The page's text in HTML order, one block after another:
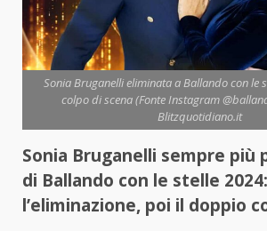
Sonia Bruganelli eliminata a Ballando con le
colpo di scena (Fonte Instagram
Blitzquotidiano.it
Sonia Bruganelli sempre più
di Ballando con le stelle
l’eliminazione, poi il doppio